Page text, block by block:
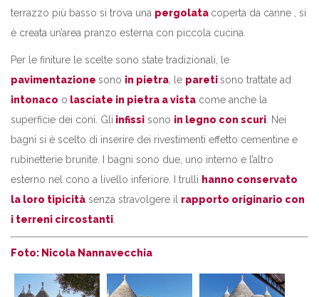
terrazzo più basso si trova una pergolata coperta da canne , si
è creata un’area pranzo esterna con piccola cucina.
Per le finiture le scelte sono state tradizionali, le
pavimentazione sono in pietra , le paretisono trattate ad
intonaco o lasciate in pietra a vista come anche la
superficie dei coni. Gli infissi sono in legno con scuri . Nei
bagni si è scelto di inserire dei rivestimenti effetto cementine e
rubinetterie brunite. I bagni sono due, uno interno e l’altro
esterno nel cono a livello inferiore. I trulli hanno conservato
la loro tipicità senza stravolgere il rapporto originario con
i terreni circostanti
Foto: Nicola Nannavecchia